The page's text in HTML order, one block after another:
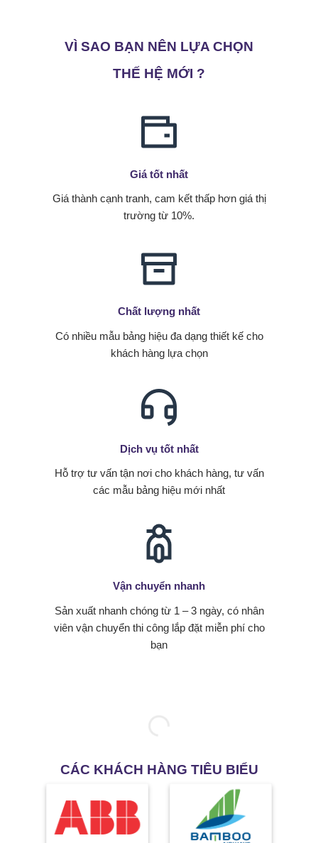
VÌ SAO BẠN NÊN LỰA CHỌN
THẾ HỆ MỚI ?
Giá tốt nhất
Giá thành cạnh tranh, cam kết thấp hơn giá thị
trường từ 10%.
Chất lượng nhất
Có nhiều mẫu bảng hiệu đa dạng thiết kế cho
khách hàng lựa chọn
Dịch vụ tốt nhất
Hỗ trợ tư vấn tận nơi cho khách hàng, tư vấn
các mẫu bảng hiệu mới nhất
Vận chuyển nhanh
Sản xuất nhanh chóng từ 1 – 3 ngày, có nhân
viên vận chuyển thi công lắp đặt miễn phí cho
bạn
CÁC KHÁCH HÀNG TIÊU BIỂU